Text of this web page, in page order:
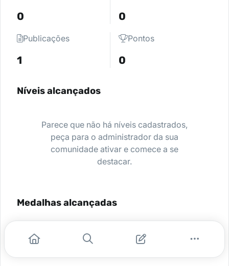
0 0
Publicações
1
Pontos
0
Níveis alcançados
Parece que não há níveis cadastrados,
peça para o administrador da sua
comunidade ativar e comece a se
destacar.
Medalhas alcançadas
Nenhuma medalha encontrada